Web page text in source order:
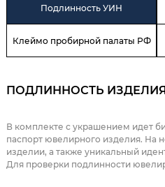
Подлинность УИН
Клеймо пробирной палаты РФ
ПОДЛИННОСТЬ
В комплекте с украшением идет
паспорт ювелирного изделия. На
изделии, а также уникальный
Для проверки подлинности